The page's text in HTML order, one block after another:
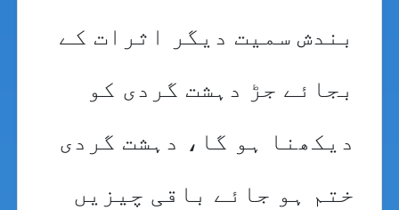
بندش سمیت دیگر اثرات کے
بجائے جڑ دہشت گردی کو
دیکھنا ہو گا، دہشت گردی
ختم ہو جائے باقی چیزیں